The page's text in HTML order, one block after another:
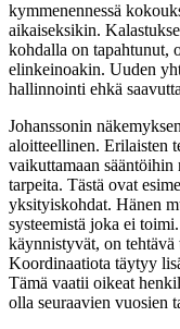
kymmenennessä
aikaiseksikin.
kohdalla on tapahtunut,
elinkeinoakin. Uuden
hallinnointi ehkä
Johanssonin
aloitteellinen. Erilaisten
vaikuttamaan
tarpeita. Tästä ovat
yksityiskohdat. Hänen
systeemistä joka ei
käynnistyvät, on
Koordinaatiota täytyy
Tämä vaatii oikeat
olla seuraavien vuosien